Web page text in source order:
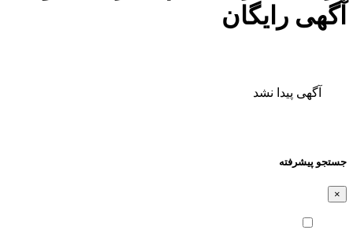
آگهی رایگان
آگهی پیدا نشد
جستجو پیشرفته
×